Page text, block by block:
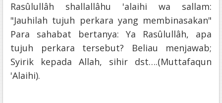
Rasûlullâh shallallâhu 'alaihi wa sallam:
"Jauhilah tujuh perkara yang membinasakan"
Para sahabat bertanya: Ya Rasûlullâh, apa
tujuh perkara tersebut? Beliau menjawab;
Syirik kepada Allah, sihir dst….(Muttafaqun
'Alaihi).